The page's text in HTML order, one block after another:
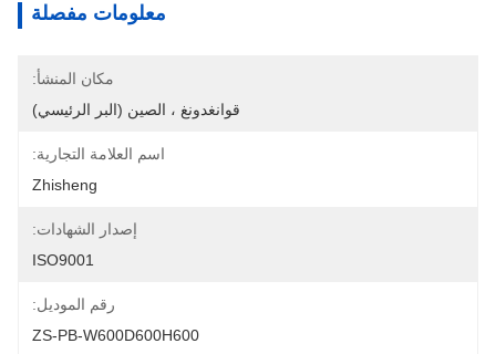
معلومات مفصلة
مكان المنشأ:
قوانغدونغ ، الصين (البر الرئيسي)
اسم العلامة التجارية:
Zhisheng
إصدار الشهادات:
ISO9001
رقم الموديل:
ZS-PB-W600D600H600